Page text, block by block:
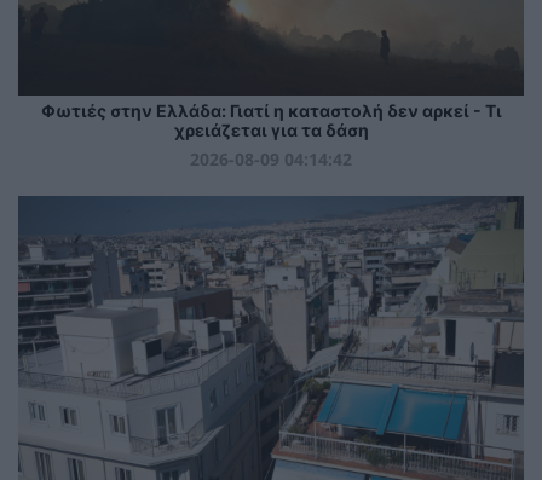
Φωτιές στην Ελλάδα: Γιατί η καταστολή δεν αρκεί - Τι
χρειάζεται για τα δάση
2026-08-09 04:14:42